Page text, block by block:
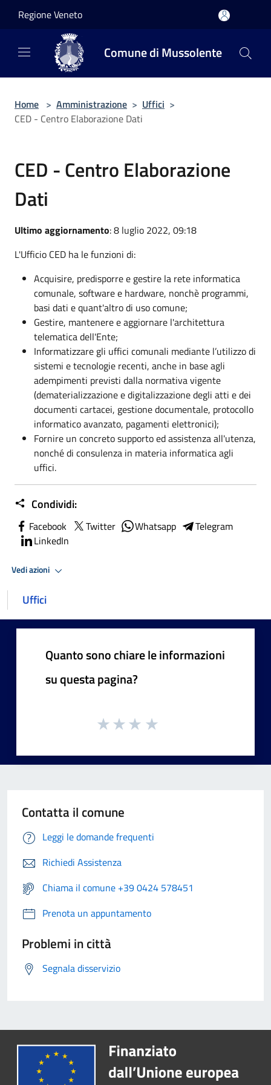
Regione Veneto
Comune di Mussolente
Home > Amministrazione > Uffici >
CED - Centro Elaborazione Dati
CED - Centro Elaborazione
Dati
Ultimo aggiornamento: 8 luglio 2022, 09:18
L'Ufficio CED ha le funzioni di:
Acquisire, predisporre e gestire la rete informatica
comunale, software e hardware, nonchè programmi,
basi dati e quant'altro di uso comune;
Gestire, mantenere e aggiornare l'architettura
telematica dell'Ente;
Informatizzare gli uffici comunali mediante l’utilizzo di
sistemi e tecnologie recenti, anche in base agli
adempimenti previsti dalla normativa vigente
(dematerializzazione e digitalizzazione degli atti e dei
documenti cartacei, gestione documentale, protocollo
informatico avanzato, pagamenti elettronici);
Fornire un concreto supporto ed assistenza all'utenza,
nonché di consulenza in materia informatica agli
uffici.
Condividi:
Facebook Twitter Whatsapp
Telegram
LinkedIn
Vedi azioni
Uffici
Quanto sono chiare le informazioni
su questa pagina?
Contatta il comune
Leggi le domande frequenti
Richiedi Assistenza
Chiama il comune +39 0424 578451
Prenota un appuntamento
Problemi in città
Segnala disservizio